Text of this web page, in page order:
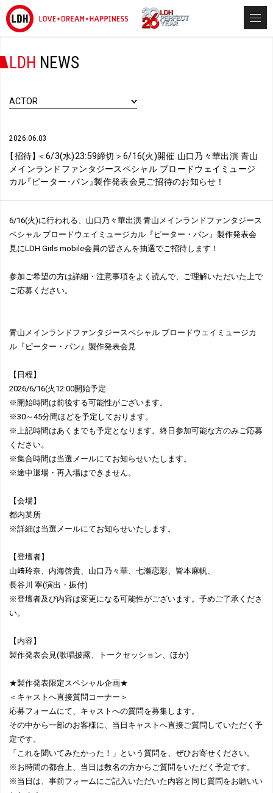
LDH NEWS
ACTOR
2026.06.03
【招待】＜6/3(水)23:59締切＞6/16(火)開催 山口乃々華出演 青山
メインランドファンタジースペシャル ブロードウェイミュージ
カル『ピーター・パン』製作発表会見ご招待のお知らせ！
6/16(火)に行われる、山口乃々華出演 青山メインランドファンタジース
ペシャル ブロードウェイミュージカル『ピーター・パン』製作発表会
見にLDH Girls mobile会員の皆さんを抽選でご招待します！
参加ご希望の方は詳細・注意事項をよく読んで、ご理解いただいた上で
ご応募ください。
青山メインランドファンタジースペシャル ブロードウェイミュージカ
ル『ピーター・パン』製作発表会見
【日程】
2026/6/16(火12:00開始予定
※開始時間は前後する可能性がございます。
※30～45分間ほどを予定しております。
※上記時間はあくまでも予定となります。終日参加可能な方のみご応募
ください。
※集合時間は当選メールにてお知らせいたします。
※途中退場・再入場はできません。
【会場】
都内某所
※詳細は当選メールにてお知らせいたします。
【登壇者】
山﨑玲奈、内海啓貴、山口乃々華、七瀬恋彩、皆本麻帆、
長谷川 寧(演出・振付)
※登壇者及び内容は変更になる可能性がございます。予めご了承くださ
い。
【内容】
製作発表会見(歌唱披露、トークセッション、ほか)
★製作発表限定スペシャル企画★
＜キャストへ直接質問コーナー＞
応募フォームにて、キャストへの質問を募集します。
その中から一部のお客様に、当日キャストへ直接ご質問していただく予
定です。
「これを聞いてみたかった！」という質問を、ぜひお寄せください。
※お時間の都合上、当日は数名の方からご質問をいただく予定です。
※当日は、事前フォームにご記入いただいた内容と同じ質問をお願いい